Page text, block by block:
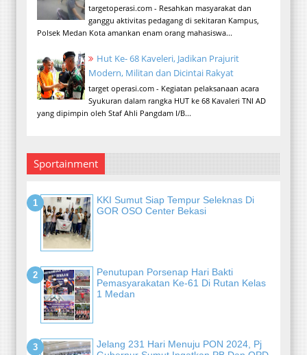
targetoperasi.com - Resahkan masyarakat dan
ganggu aktivitas pedagang di sekitaran Kampus,
Polsek Medan Kota amankan enam orang mahasiswa...
Hut Ke- 68 Kaveleri, Jadikan Prajurit
Modern, Militan dan Dicintai Rakyat
target operasi.com - Kegiatan pelaksanaan acara
Syukuran dalam rangka HUT ke 68 Kavaleri TNI AD
yang dipimpin oleh Staf Ahli Pangdam I/B...
Sportainment
KKI Sumut Siap Tempur Seleknas Di
GOR OSO Center Bekasi
Penutupan Porsenap Hari Bakti
Pemasyarakatan Ke-61 Di Rutan Kelas
1 Medan
Jelang 231 Hari Menuju PON 2024, Pj